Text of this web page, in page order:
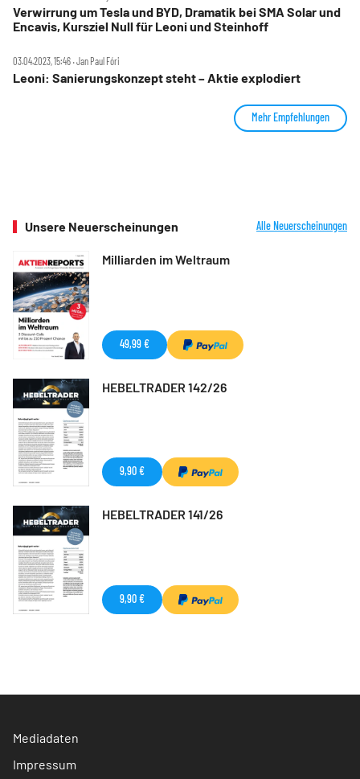
Verwirrung um Tesla und BYD, Dramatik bei SMA Solar und
Encavis, Kursziel Null für Leoni und Steinhoff
03.04.2023, 15:46 ‧ Jan Paul Fóri
Leoni: Sanierungskonzept steht – Aktie explodiert
Mehr Empfehlungen
Unsere Neuerscheinungen Alle Neuerscheinungen
Milliarden im Weltraum
49,99 €
HEBELTRADER 142/26
9,90 €
HEBELTRADER 141/26
9,90 €
Mediadaten
Impressum